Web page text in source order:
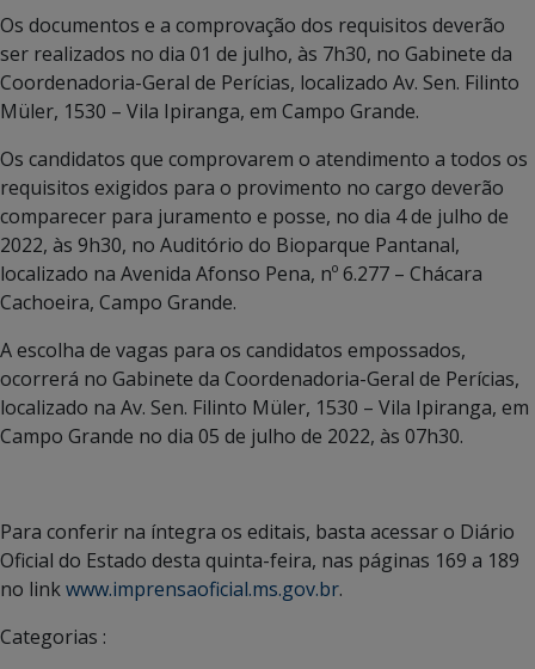
Os documentos e a comprovação dos requisitos deverão
ser realizados no dia 01 de julho, às 7h30, no Gabinete da
Coordenadoria-Geral de Perícias, localizado Av. Sen. Filinto
Müler, 1530 – Vila Ipiranga, em Campo Grande.
Os candidatos que comprovarem o atendimento a todos os
requisitos exigidos para o provimento no cargo deverão
comparecer para juramento e posse, no dia 4 de julho de
2022, às 9h30, no Auditório do Bioparque Pantanal,
localizado na Avenida Afonso Pena, nº 6.277 – Chácara
Cachoeira, Campo Grande.
A escolha de vagas para os candidatos empossados,
ocorrerá no Gabinete da Coordenadoria-Geral de Perícias,
localizado na Av. Sen. Filinto Müler, 1530 – Vila Ipiranga, em
Campo Grande no dia 05 de julho de 2022, às 07h30.
Para conferir na íntegra os editais, basta acessar o Diário
Oficial do Estado desta quinta-feira, nas páginas 169 a 189
no linkwww.imprensaoficial.ms.gov.br.
Categorias :